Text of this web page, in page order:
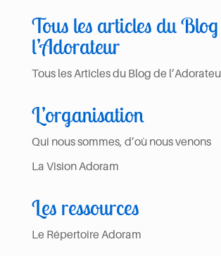
Tous les articles du
l’Adorateur
Tous les Articles du Blog de
L’organisation
Qui nous sommes, d’où nous venons
La Vision Adoram
Les ressources
Le Répertoire Adoram